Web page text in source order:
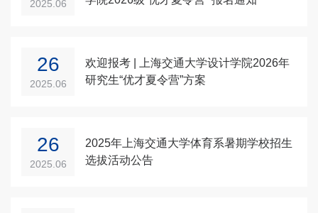
2025.06
26
2025.06
欢迎报考 | 上海交通大学设计学院2026年
研究生“优才夏令营”方案
26
2025.06
2025年上海交通大学体育系暑期学校招生
选拔活动公告